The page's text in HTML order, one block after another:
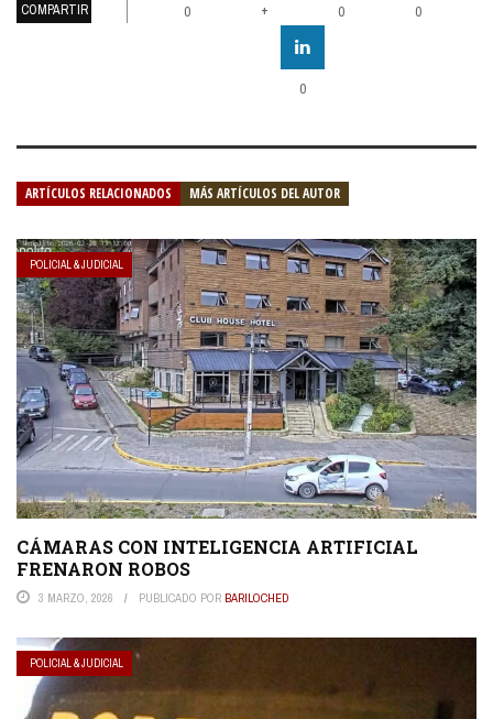
COMPARTIR 0 + 0 0
0
ARTÍCULOS RELACIONADOS MÁS ARTÍCULOS DEL AUTOR
POLICIAL & JUDICIAL
CÁMARAS CON INTELIGENCIA ARTIFICIAL
FRENARON ROBOS
3 MARZO, 2026 PUBLICADO POR BARILOCHED
POLICIAL & JUDICIAL